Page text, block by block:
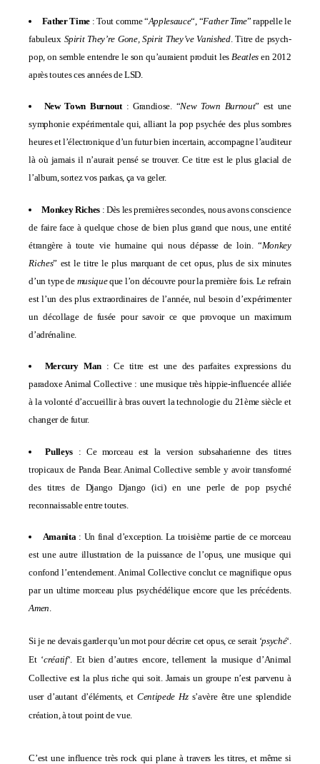
Father Time : Tout comme “Applesauce“, “Father Time” rappelle le
fabuleux Spirit They’re Gone, Spirit They’ve Vanished. Titre de psych-
pop, on semble entendre le son qu’auraient produit les Beatlesen 2012
après toutes ces années de LSD.
New Town Burnout: Grandiose. “New Town Burnout” est une
symphonie expérimentale qui, alliant la pop psychée des plus sombres
heures et l’électronique d’un futur bien incertain, accompagne l’auditeur
là où jamais il n’aurait pensé se trouver. Ce titre est le plus glacial de
l’album, sortez vos parkas, ça va geler.
Monkey Riches: Dès les premières secondes, nous avons conscience
de faire face à quelque chose de bien plus grand que nous, une entité
étrangère à toute vie humaine qui nous dépasse de loin. “Monkey
Riches” est le titre le plus marquant de cet opus, plus de six minutes
d’un type de musiqueque l’on découvre pour la première fois. Le refrain
est l’un des plus extraordinaires de l’année, nul besoin d’expérimenter
un décollage de fusée pour savoir ce que provoque un maximum
d’adrénaline.
Mercury Man : Ce titre est une des parfaites expressions du
paradoxe Animal Collective : une musique très hippie-influencée alliée
à la volonté d’accueillir à bras ouvert la technologie du 21ème siècle et
changer de futur.
Pulleys: Ce morceau est la version subsaharienne des titres
tropicaux de Panda Bear. Animal Collective semble y avoir transformé
des titres de Django Django (ici) en une perle de pop psyché
reconnaissable entre toutes.
Amanita: Un final d’exception. La troisième partie de ce morceau
est une autre illustration de la puissance de l’opus, une musique qui
confond l’entendement. Animal Collective conclut ce magnifique opus
par un ultime morceau plus psychédélique encore que les précédents.
Amen.
Si je ne devais garder qu’un mot pour décrire cet opus, ce serait ‘psyché‘.
Et ‘créatif‘. Et bien d’autres encore, tellement la musique d’Animal
Collective est la plus riche qui soit. Jamais un groupe n’est parvenu à
user d’autant d’éléments, et Centipede Hz s’avère être une splendide
création, à tout point de vue.
C’est une influence très rock qui plane à travers les titres, et même si